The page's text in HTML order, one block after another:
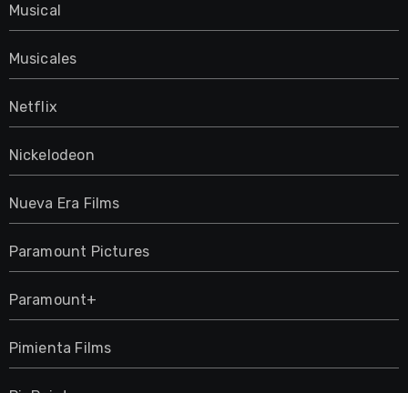
Musical
Musicales
Netflix
Nickelodeon
Nueva Era Films
Paramount Pictures
Paramount+
Pimienta Films